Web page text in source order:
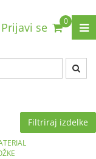
0
Prijavi se
Filtriraj izdelke